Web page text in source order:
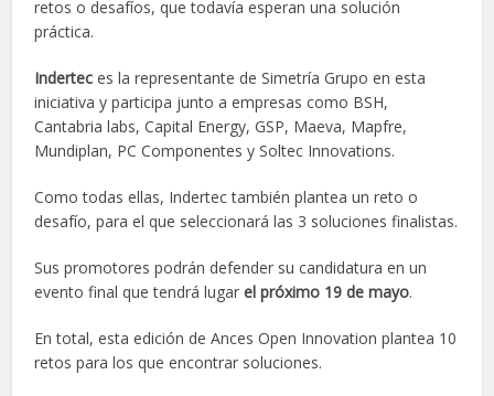
retos o desafíos, que todavía esperan una solución
práctica.
Indertec es la representante de Simetría Grupo en esta
iniciativa y participa junto a empresas como BSH,
Cantabria labs, Capital Energy, GSP, Maeva, Mapfre,
Mundiplan, PC Componentes y Soltec Innovations.
Como todas ellas, Indertec también plantea un reto o
desafío, para el que seleccionará las 3 soluciones finalistas.
Sus promotores podrán defender su candidatura en un
evento final que tendrá lugarel próximo 19 de mayo.
En total, esta edición de Ances Open Innovation plantea 10
retos para los que encontrar soluciones.